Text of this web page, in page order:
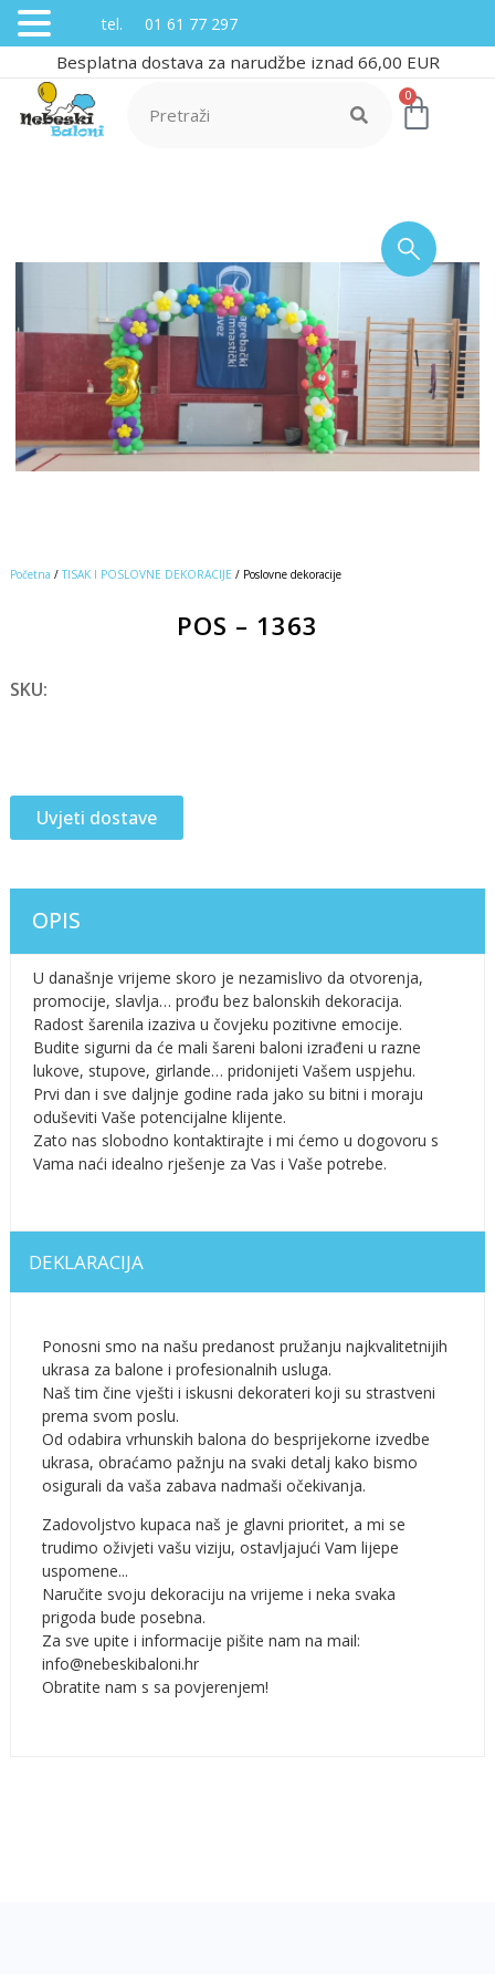
Besplatna dostava za narudžbe iznad 66,00 EUR
0
Početna / TISAK I POSLOVNE DEKORACIJE / Poslovne dekoracije
POS – 1363
SKU:
Uvjeti dostave
OPIS
U današnje vrijeme skoro je nezamislivo da otvorenja,
promocije, slavlja… prođu bez balonskih dekoracija.
Radost šarenila izaziva u čovjeku pozitivne emocije.
Budite sigurni da će mali šareni baloni izrađeni u razne
lukove, stupove, girlande… pridonijeti Vašem uspjehu.
Prvi dan i sve daljnje godine rada jako su bitni i moraju
oduševiti Vaše potencijalne klijente.
Zato nas slobodno kontaktirajte i mi ćemo u dogovoru s
Vama naći idealno rješenje za Vas i Vaše potrebe.
DEKLARACIJA
Ponosni smo na našu predanost pružanju najkvalitetnijih
ukrasa za balone i profesionalnih usluga.
Naš tim čine vješti i iskusni dekorateri koji su strastveni
prema svom poslu.
Od odabira vrhunskih balona do besprijekorne izvedbe
ukrasa, obraćamo pažnju na svaki detalj kako bismo
osigurali da vaša zabava nadmaši očekivanja.
Zadovoljstvo kupaca naš je glavni prioritet, a mi se
trudimo oživjeti vašu viziju, ostavljajući Vam lijepe
uspomene...
Naručite svoju dekoraciju na vrijeme i neka svaka
prigoda bude posebna.
Za sve upite i informacije pišite nam na mail:
info@nebeskibaloni.hr
Obratite nam s sa povjerenjem!
tel. 01 61 77 297